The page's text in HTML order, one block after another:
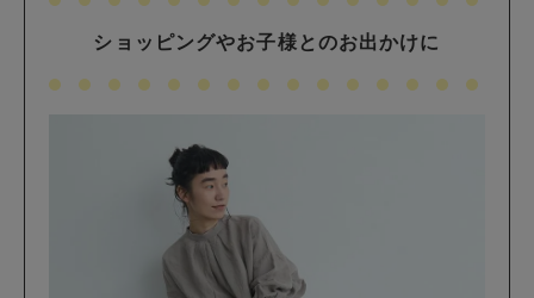
ショッピングやお子様とのお出かけに